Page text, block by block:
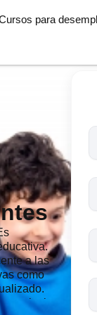
para
a las
como
nivel